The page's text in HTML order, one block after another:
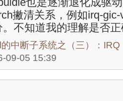
撇清关系，例如irq-
。不知道我的理解是否
的中断子系统之（三）：
09-05 15:39